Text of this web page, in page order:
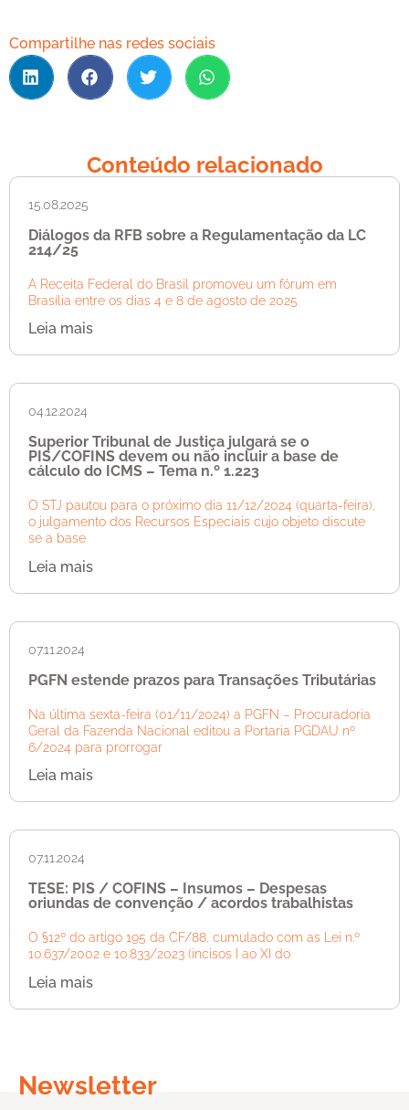
Compartilhe nas redes sociais
Conteúdo relacionado
15.08.2025
Diálogos da RFB sobre a Regulamentação da LC
214/25
A Receita Federal do Brasil promoveu um fórum em
Brasília entre os dias 4 e 8 de agosto de 2025
Leia mais
04.12.2024
Superior Tribunal de Justiça julgará se o
PIS/COFINS devem ou não incluir a base de
cálculo do ICMS – Tema n.º 1.223
O STJ pautou para o próximo dia 11/12/2024 (quarta-feira),
o julgamento dos Recursos Especiais cujo objeto discute
se a base
Leia mais
07.11.2024
PGFN estende prazos para Transações Tributárias
Na última sexta-feira (01/11/2024) a PGFN – Procuradoria
Geral da Fazenda Nacional editou a Portaria PGDAU nº
6/2024 para prorrogar
Leia mais
07.11.2024
TESE: PIS / COFINS – Insumos – Despesas
oriundas de convenção / acordos trabalhistas
O §12º do artigo 195 da CF/88, cumulado com as Lei n.º
10.637/2002 e 10.833/2023 (incisos I ao XI do
Leia mais
Newsletter